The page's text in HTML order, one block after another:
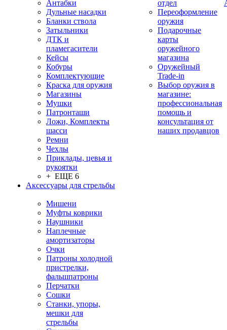
Антабки
Дульные насадки
Бланки ствола
Затыльники
ДТК и
пламегасители
Кейсы
Кобуры
Комплектующие
Краска для оружия
Магазины
Мушки
Патронташи
Ложи, Комплекты
шасси
Ремни
Чехлы
Приклады, цевья и
рукоятки
+ ЕЩЕ 6
Аксессуары для стрельбы
Мишени
Муфты коврики
Наушники
Наплечные
амортизаторы
Очки
Патроны холодной
пристрелки,
фальшпатроны
Перчатки
Сошки
Станки, упоры,
мешки для
стрельбы
отдел
Переоформление
оружия
Подарочные
карты
оружейного
магазина
Оружейный
Trade-in
Выбор оружия в
магазине:
профессиональная
помощь и
консультация от
наших продавцов